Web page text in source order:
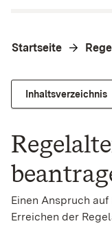
Startseite
Inhaltsverzeichnis
Einen Anspruch
Erreichen der